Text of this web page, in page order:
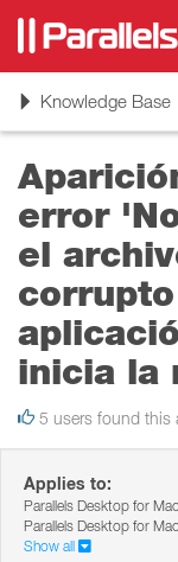
ToggleKnowledge Base
error
el
inicia la
5 users found this
Applies to:
Parallels Desktop for
Parallels Desktop for
Show all